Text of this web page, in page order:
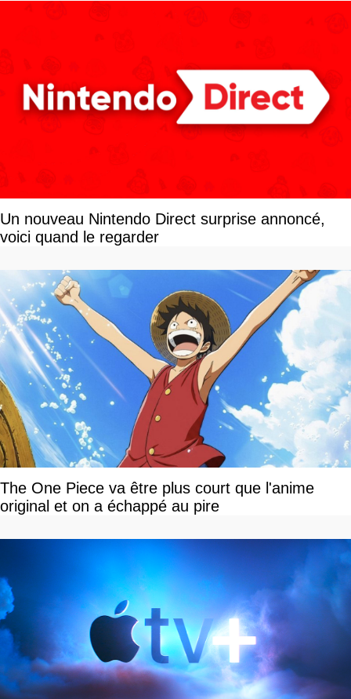
Un nouveau Nintendo Direct surprise annoncé,
voici quand le regarder
The One Piece va être plus court que l'anime
original et on a échappé au pire